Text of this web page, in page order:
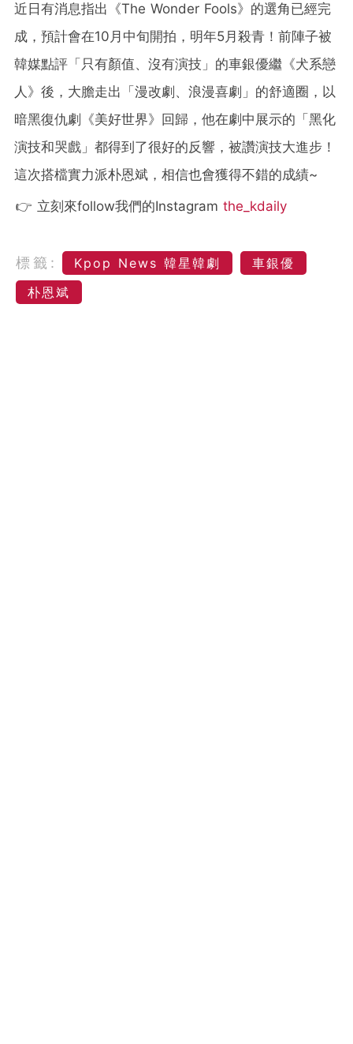
近日有消息指出《The Wonder Fools》的選角已經完
成，預計會在10月中旬開拍，明年5月殺青！前陣子被
韓媒點評「只有顏值、沒有演技」的車銀優繼《犬系戀
人》後，大膽走出「漫改劇、浪漫喜劇」的舒適圈，以
暗黑復仇劇《美好世界》回歸，他在劇中展示的「黑化
演技和哭戲」都得到了很好的反響，被讚演技大進步！
這次搭檔實力派朴恩斌，相信也會獲得不錯的成績~
👉 立刻來follow我們的Instagram the_kdaily
標籤: Kpop News 韓星韓劇
車銀優
朴恩斌